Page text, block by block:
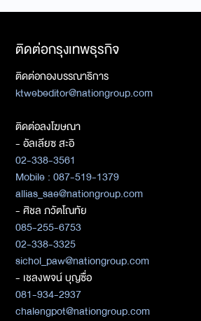
ติดต่อกรุงเทพธุรกิจ
ติดต่อกองบรรณาธิการ
ktwebeditor@nationgroup.com
ติดต่อลงโฆษณา
- อัลเลียซ สะอิ
02-338-3561
Mobile : 087-519-1379
allias_sae@nationgroup.com
- ศิชล ภวัตโณทัย
085-255-6753
02-338-3325
sichol_paw@nationgroup.com
- เชลงพจน์ บุญซื่อ
081-934-2937
chalengpot@nationgroup.com